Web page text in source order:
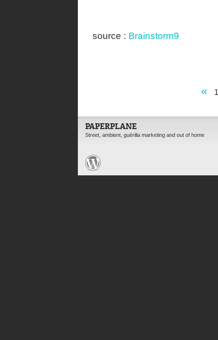
source : Brainstorm9
« 1
PAPERPLANE
Street, ambient, guérilla marketing and out of home